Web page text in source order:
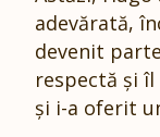
adevărată,
devenit
respectă și
și i-a oferit